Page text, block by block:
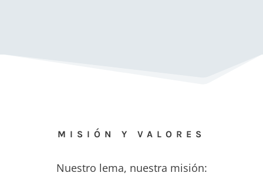
MISIÓN Y VALORES
Nuestro lema, nuestra misión: